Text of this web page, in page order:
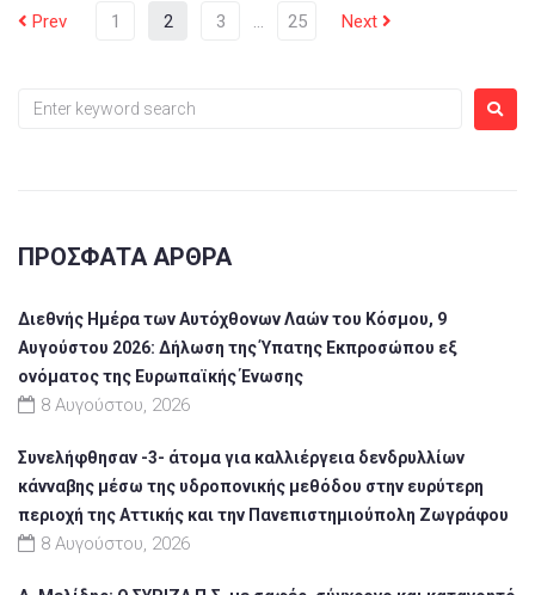
Prev 1 2 3 … 25 Next
ΠΡΌΣΦΑΤΑ ΆΡΘΡΑ
Διεθνής Ημέρα των Αυτόχθονων Λαών του Κόσμου, 9
Αυγούστου 2026: Δήλωση της Ύπατης Εκπροσώπου εξ
ονόματος της Ευρωπαϊκής Ένωσης
8 Αυγούστου, 2026
Συνελήφθησαν -3- άτομα για καλλιέργεια δενδρυλλίων
κάνναβης μέσω της υδροπονικής μεθόδου στην ευρύτερη
περιοχή της Αττικής και την Πανεπιστημιούπολη Ζωγράφου
8 Αυγούστου, 2026